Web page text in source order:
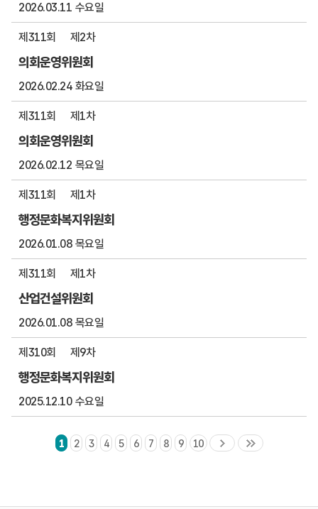
2026.03.11 수요일
제311회 제2차
의회운영위원회
2026.02.24 화요일
제311회 제1차
의회운영위원회
2026.02.12 목요일
제311회 제1차
행정문화복지위원회
2026.01.08 목요일
제311회 제1차
산업건설위원회
2026.01.08 목요일
제310회 제9차
행정문화복지위원회
2025.12.10 수요일
1 2 3 4 5 6 7 8 9 10